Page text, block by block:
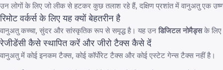
उन लोगों के लिए जो लीक से हटकर कुछ तलाश रहे हैं, दक्षिण प्रशांत में वानुअतु एक
रिमोट वर्कर्स के लिए यह क्यों बेहतरीन है
वानुअतु कच्चा, सुंदर और सांस्कृतिक रूप से समृद्ध है। यह उन डिजिटल नोमैड्सके लिए
रेजीडेंसी कैसे स्थापित करें और जीरो टैक्स कैसे दें
वानुअतु में कोई इनकम टैक्स, कोई कॉर्पोरेट टैक्स और कोई एस्टेट गेन्स टैक्स नहीं है।